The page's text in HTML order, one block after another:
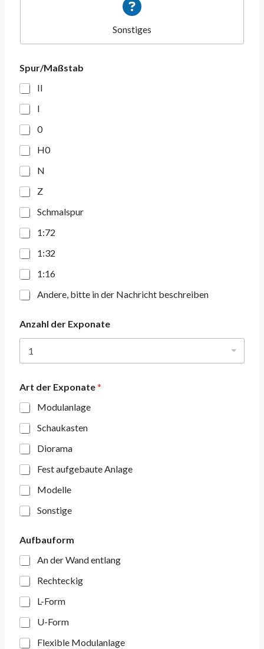
Sonstiges
Spur/Maßstab
II
I
0
H0
N
Z
Schmalspur
1:72
1:32
1:16
Andere, bitte in der Nachricht beschreiben
Anzahl der Exponate
Art der Exponate*
Modulanlage
Schaukasten
Diorama
Fest aufgebaute Anlage
Modelle
Sonstige
Aufbauform
An der Wand entlang
Rechteckig
L-Form
U-Form
Flexible Modulanlage